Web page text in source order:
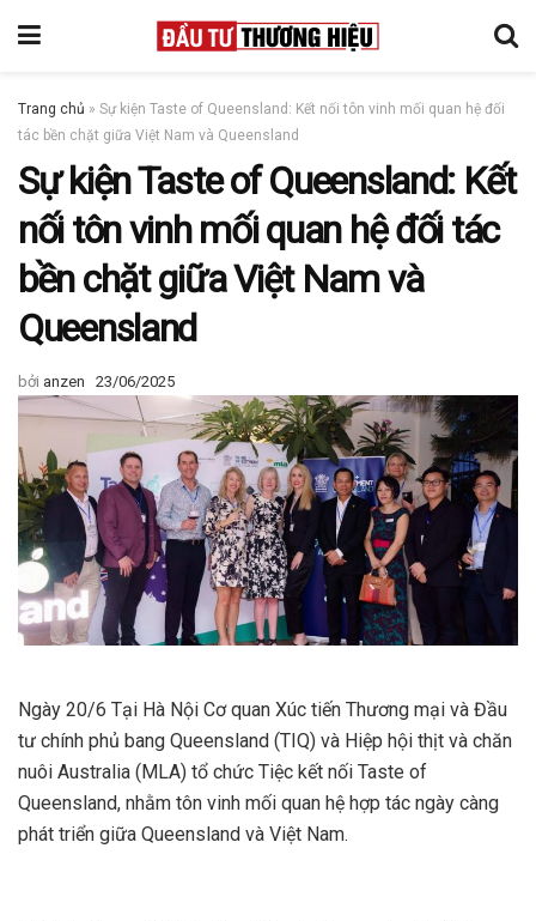
Trang chủ » Sự kiện Taste of Queensland: Kết nối tôn vinh mối quan hệ đối
tác bền chặt giữa Việt Nam và Queensland
Sự kiện Taste of Queensland: Kết
nối tôn vinh mối quan hệ đối tác
bền chặt giữa Việt Nam và
Queensland
bởi anzen 23/06/2025
Ngày 20/6 Tại Hà Nội Cơ quan Xúc tiến Thương mại và Đầu
tư chính phủ bang Queensland (TIQ) và Hiệp hội thịt và chăn
nuôi Australia (MLA) tổ chức Tiệc kết nối Taste of
Queensland, nhằm tôn vinh mối quan hệ hợp tác ngày càng
phát triển giữa Queensland và Việt Nam.